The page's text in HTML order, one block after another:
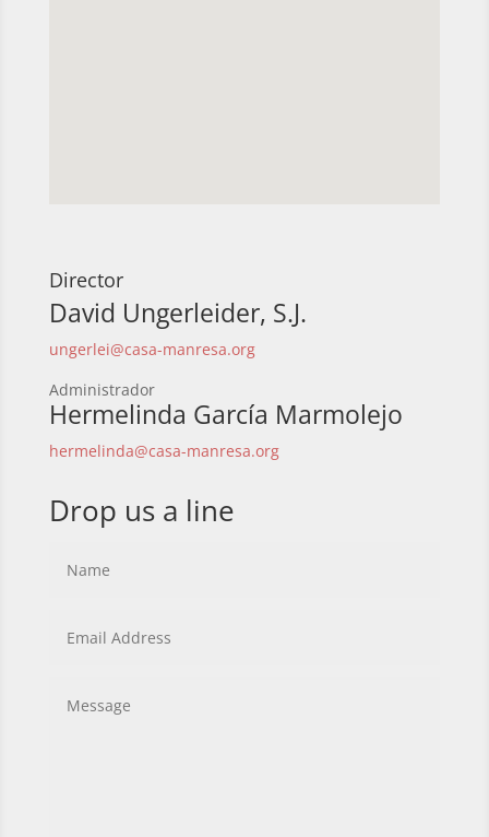
Director
David Ungerleider, S.J.
ungerlei@casa-manresa.org
Administrador
Hermelinda García Marmolejo
hermelinda@casa-manresa.org
Drop us a line